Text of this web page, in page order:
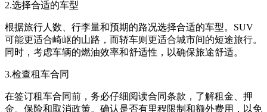
2.选择合适的车型
根据旅行人数、行李量和预期的路况选择合适的车型。SUV
可能更适合崎岖的山路，而轿车则更适合城市间的短途旅行。
同时，考虑车辆的燃油效率和舒适性，以确保旅途舒适。
3.检查租车合同
在签订租车合同前，务必仔细阅读合同条款，了解租金、押
金、保险和取消政策。确认是否有里程限制和额外费用，以免